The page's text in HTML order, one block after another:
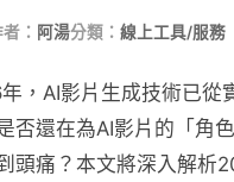
： 阿湯分類： 線上工具/服務
，AI影片生成技術已從
否還在為AI影片的「角
頭痛？本文將深入解析